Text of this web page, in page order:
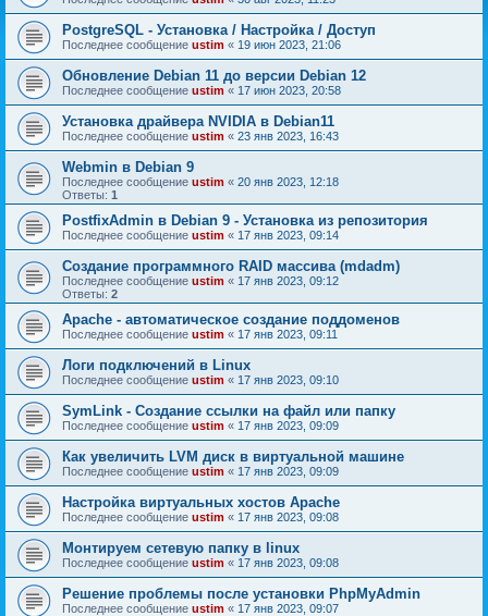
PostgreSQL - Установка / Настройка / Доступ
Последнее сообщение ustim « 19 июн 2023, 21:06
Обновление Debian 11 до версии Debian 12
Последнее сообщение ustim « 17 июн 2023, 20:58
Установка драйвера NVIDIA в Debian11
Последнее сообщение ustim « 23 янв 2023, 16:43
Webmin в Debian 9
Последнее сообщение ustim « 20 янв 2023, 12:18
Ответы: 1
PostfixAdmin в Debian 9 - Установка из репозитория
Последнее сообщение ustim « 17 янв 2023, 09:14
Создание программного RAID массива (mdadm)
Последнее сообщение ustim « 17 янв 2023, 09:12
Ответы: 2
Apache - автоматическое создание поддоменов
Последнее сообщение ustim « 17 янв 2023, 09:11
Логи подключений в Linux
Последнее сообщение ustim « 17 янв 2023, 09:10
SymLink - Создание ссылки на файл или папку
Последнее сообщение ustim « 17 янв 2023, 09:09
Как увеличить LVM диск в виртуальной машине
Последнее сообщение ustim « 17 янв 2023, 09:09
Настройка виртуальных хостов Apache
Последнее сообщение ustim « 17 янв 2023, 09:08
Монтируем сетевую папку в linux
Последнее сообщение ustim « 17 янв 2023, 09:08
Решение проблемы после установки PhpMyAdmin
Последнее сообщение ustim « 17 янв 2023, 09:07